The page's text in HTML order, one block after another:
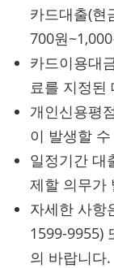
카드대출(현
700원
카드이용대
료를 지정된
개인신용평
이 발생할
일정기간 대
제할 의무가
자세한 사항
1599-9955)
의 바랍니다.